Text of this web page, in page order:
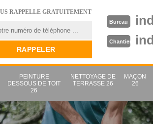
RAPPELLE GRATUITEMENT
Bureau
Chantier
PEINTURE
DESSOUS DE TOIT
26
NETTOYAGE DE
TERRASSE 26
MAÇON
26